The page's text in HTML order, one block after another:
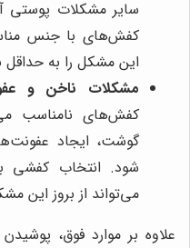
سایر مشکلات پوستی
کفش‌های با جنس
این مشکل را به حداقل
مشکلات ناخن و
کفش‌های نامناسب
گوشت، ایجاد
شود. انتخاب کفشی
می‌تواند از بروز این
علاوه بر موارد فوق،